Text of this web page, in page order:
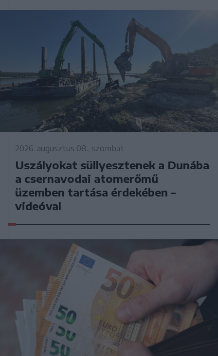
2026. augusztus 08., szombat
Uszályokat süllyesztenek a Dunába
a csernavodai atomerőmű
üzemben tartása érdekében –
videóval